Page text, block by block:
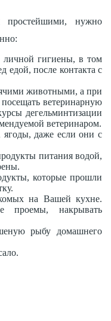
простейшими, нужно
личной гигиены, в том
едой, после контакта с
животными, а при
ветеринарную
дегельминтизации
ветеринаром.
даже если они с
питания водой,
которые прошли
на Вашей кухне.
проемы, накрывать
рыбу домашнего